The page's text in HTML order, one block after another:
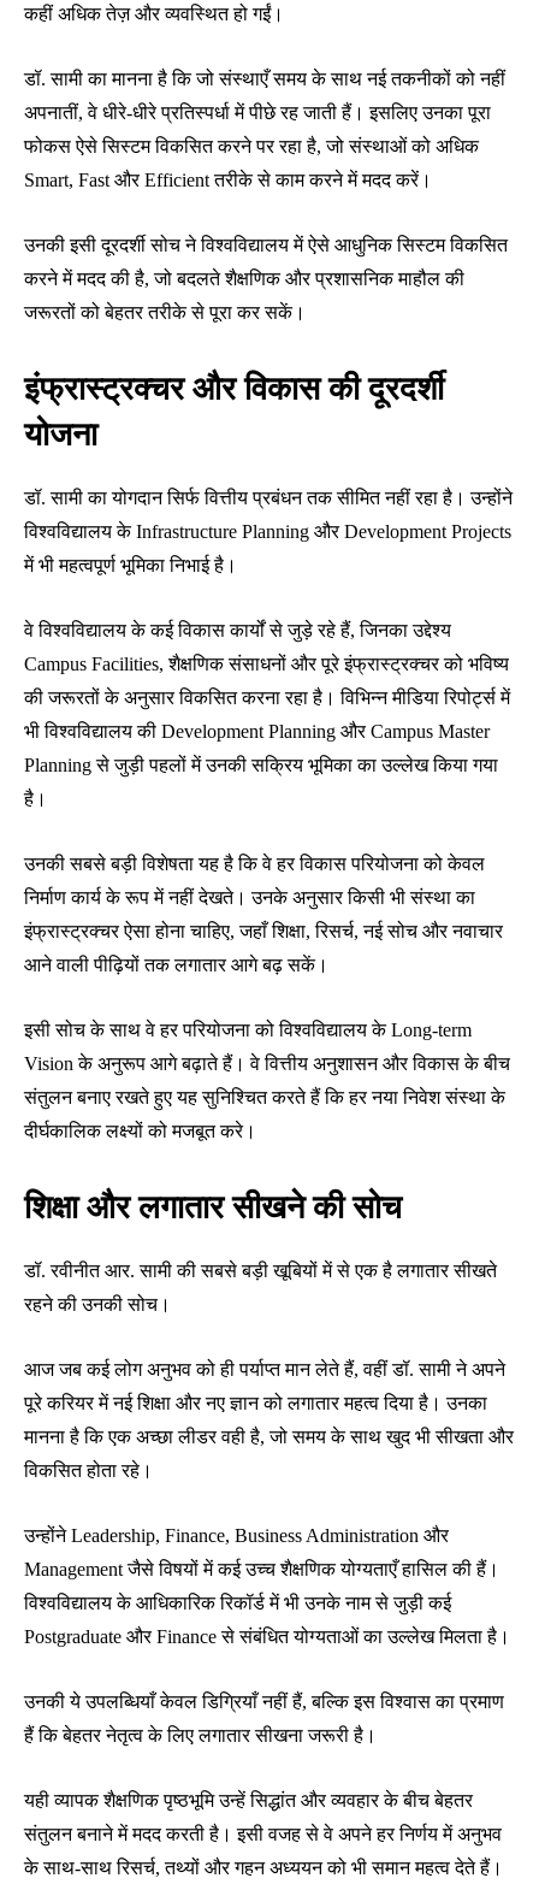
कहीं अधिक तेज़ और व्यवस्थित हो गईं।
डॉ. सामी का मानना है कि जो संस्थाएँ समय के साथ नई तकनीकों को नहीं
अपनातीं, वे धीरे-धीरे प्रतिस्पर्धा में पीछे रह जाती हैं। इसलिए उनका पूरा
फोकस ऐसे सिस्टम विकसित करने पर रहा है, जो संस्थाओं को अधिक
Smart, Fast और Efficient तरीके से काम करने में मदद करें।
उनकी इसी दूरदर्शी सोच ने विश्वविद्यालय में ऐसे आधुनिक सिस्टम विकसित
करने में मदद की है, जो बदलते शैक्षणिक और प्रशासनिक माहौल की
जरूरतों को बेहतर तरीके से पूरा कर सकें।
इंफ्रास्ट्रक्चर और विकास की दूरदर्शी
योजना
डॉ. सामी का योगदान सिर्फ वित्तीय प्रबंधन तक सीमित नहीं रहा है। उन्होंने
विश्वविद्यालय के Infrastructure Planning और Development Projects
में भी महत्वपूर्ण भूमिका निभाई है।
वे विश्वविद्यालय के कई विकास कार्यों से जुड़े रहे हैं, जिनका उद्देश्य
Campus Facilities, शैक्षणिक संसाधनों और पूरे इंफ्रास्ट्रक्चर को भविष्य
की जरूरतों के अनुसार विकसित करना रहा है। विभिन्न मीडिया रिपोर्ट्स में
भी विश्वविद्यालय की Development Planning और Campus Master
Planning से जुड़ी पहलों में उनकी सक्रिय भूमिका का उल्लेख किया गया
है।
उनकी सबसे बड़ी विशेषता यह है कि वे हर विकास परियोजना को केवल
निर्माण कार्य के रूप में नहीं देखते। उनके अनुसार किसी भी संस्था का
इंफ्रास्ट्रक्चर ऐसा होना चाहिए, जहाँ शिक्षा, रिसर्च, नई सोच और नवाचार
आने वाली पीढ़ियों तक लगातार आगे बढ़ सकें।
इसी सोच के साथ वे हर परियोजना को विश्वविद्यालय के Long-term
Vision के अनुरूप आगे बढ़ाते हैं। वे वित्तीय अनुशासन और विकास के बीच
संतुलन बनाए रखते हुए यह सुनिश्चित करते हैं कि हर नया निवेश संस्था के
दीर्घकालिक लक्ष्यों को मजबूत करे।
शिक्षा और लगातार सीखने की सोच
डॉ. रवीनीत आर. सामी की सबसे बड़ी खूबियों में से एक है लगातार सीखते
रहने की उनकी सोच।
आज जब कई लोग अनुभव को ही पर्याप्त मान लेते हैं, वहीं डॉ. सामी ने अपने
पूरे करियर में नई शिक्षा और नए ज्ञान को लगातार महत्व दिया है। उनका
मानना है कि एक अच्छा लीडर वही है, जो समय के साथ खुद भी सीखता और
विकसित होता रहे।
उन्होंने Leadership, Finance, Business Administration और
Management जैसे विषयों में कई उच्च शैक्षणिक योग्यताएँ हासिल की हैं।
विश्वविद्यालय के आधिकारिक रिकॉर्ड में भी उनके नाम से जुड़ी कई
Postgraduate और Finance से संबंधित योग्यताओं का उल्लेख मिलता है।
उनकी ये उपलब्धियाँ केवल डिग्रियाँ नहीं हैं, बल्कि इस विश्वास का प्रमाण
हैं कि बेहतर नेतृत्व के लिए लगातार सीखना जरूरी है।
यही व्यापक शैक्षणिक पृष्ठभूमि उन्हें सिद्धांत और व्यवहार के बीच बेहतर
संतुलन बनाने में मदद करती है। इसी वजह से वे अपने हर निर्णय में अनुभव
के साथ-साथ रिसर्च, तथ्यों और गहन अध्ययन को भी समान महत्व देते हैं।